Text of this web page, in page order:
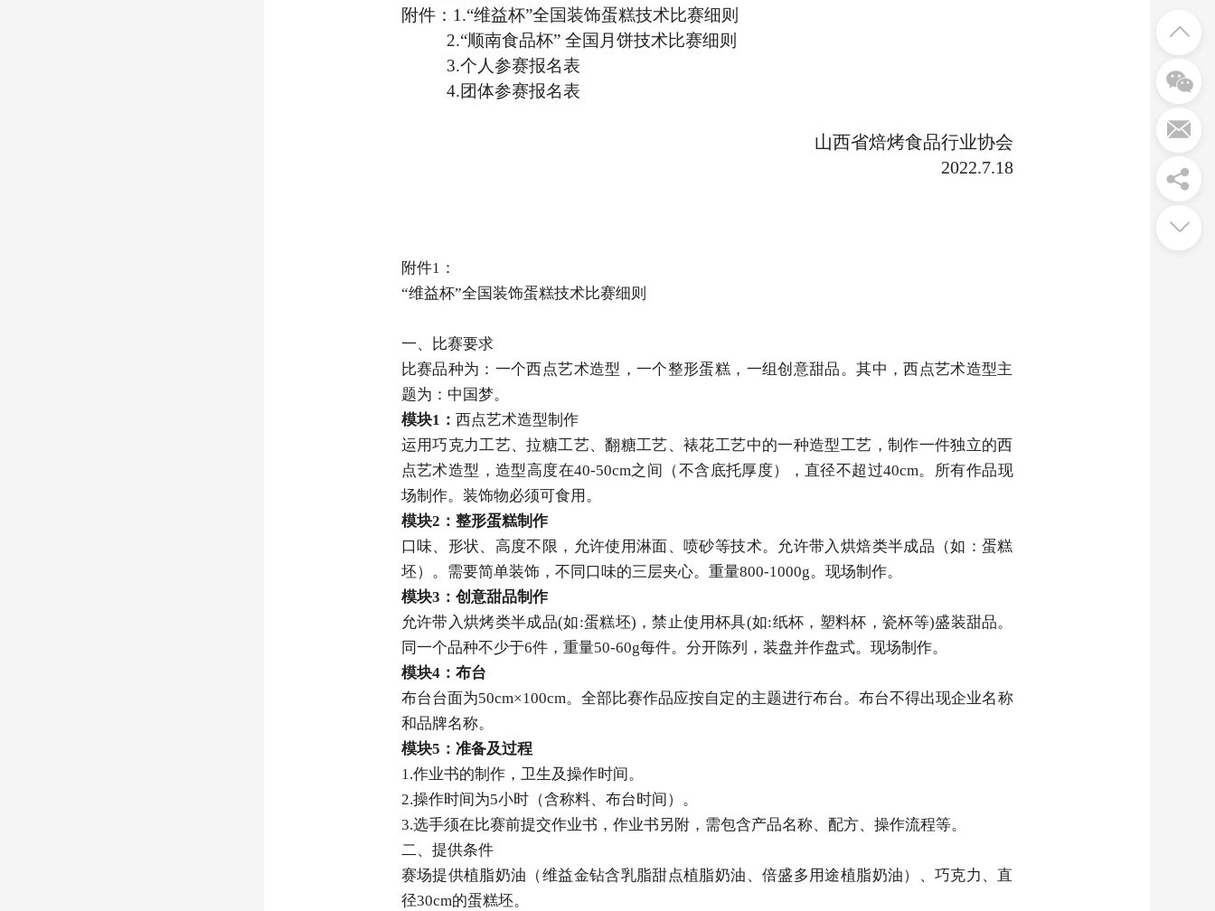
附件：1.“维益杯”全国装饰蛋糕技术比赛细则
2.“顺南食品杯” 全国月饼技术比赛细则
3.个人参赛报名表
4.团体参赛报名表
山西省焙烤食品行业协会
2022.7.18
附件1：
“维益杯”全国装饰蛋糕技术比赛细则
一、比赛要求
比赛品种为：一个西点艺术造型，一个整形蛋糕，一组创意甜品。其中，西点艺术造型主
题为：中国梦。
模块1： 西点艺术造型制作
运用巧克力工艺、拉糖工艺、翻糖工艺、裱花工艺中的一种造型工艺，制作一件独立的西
点艺术造型，造型高度在40-50cm之间（不含底托厚度），直径不超过40cm。所有作品现
场制作。装饰物必须可食用。
模块2： 整形蛋糕制作
口味、形状、高度不限，允许使用淋面、喷砂等技术。允许带入烘焙类半成品（如：蛋糕
坯）。需要简单装饰，不同口味的三层夹心。重量800-1000g。现场制作。
模块3 ： 创意甜品制作
允许带入烘烤类半成品(如:蛋糕坯)，禁止使用杯具(如:纸杯，塑料杯，瓷杯等)盛装甜品。
同一个品种不少于6件，重量50-60g每件。分开陈列，装盘并作盘式。现场制作。
模块4：布台
布台台面为50cm×100cm。全部比赛作品应按自定的主题进行布台。布台不得出现企业名称
和品牌名称。
模块5 ：准备及过程
1.作业书的制作，卫生及操作时间。
2.操作时间为5小时（含称料、布台时间）。
3.选手须在比赛前提交作业书，作业书另附，需包含产品名称、配方、操作流程等。
二、提供条件
赛场提供植脂奶油（维益金钻含乳脂甜点植脂奶油、倍盛多用途植脂奶油）、巧克力、直
径30cm的蛋糕坯。